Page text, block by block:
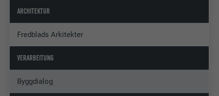
ARCHITEKTUR
Fredblads Arkitekter
VERARBEITUNG
Byggdialog